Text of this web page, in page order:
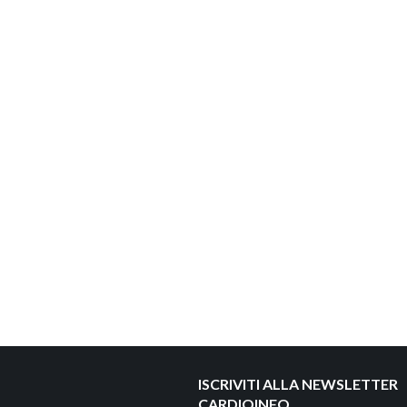
ISCRIVITI ALLA NEWSLETTER